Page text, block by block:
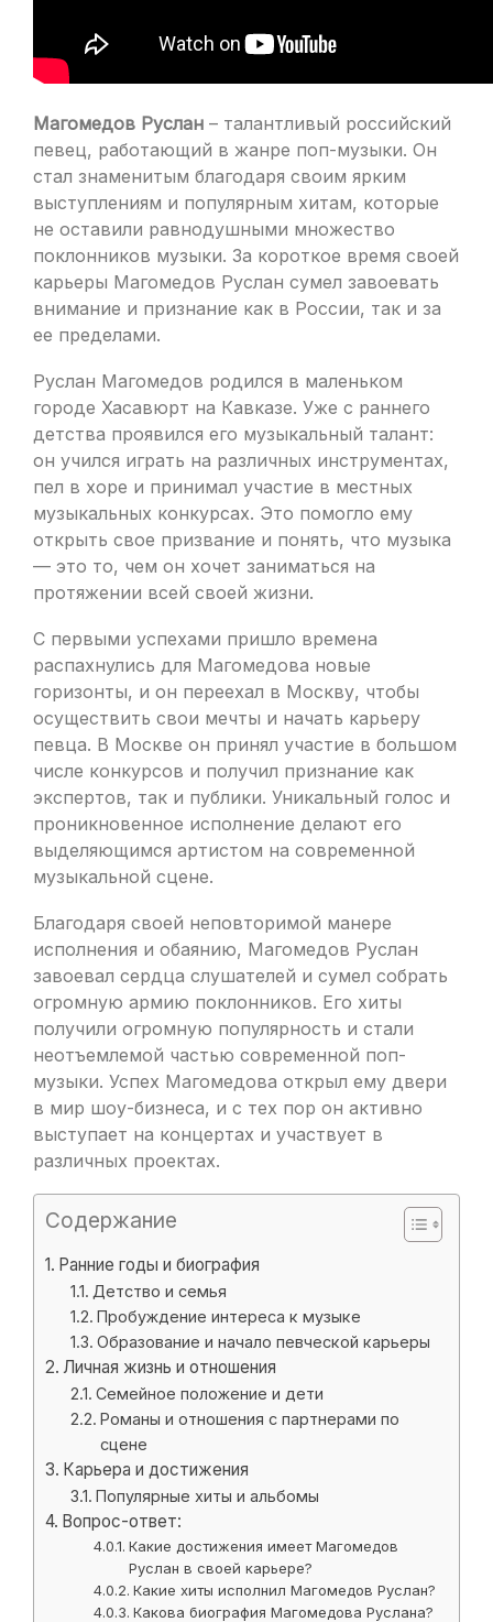
Магомедов Руслан – талантливый российский
певец, работающий в жанре поп-музыки. Он
стал знаменитым благодаря своим ярким
выступлениям и популярным хитам, которые
не оставили равнодушными множество
поклонников музыки. За короткое время своей
карьеры Магомедов Руслан сумел завоевать
внимание и признание как в России, так и за
ее пределами.
Руслан Магомедов родился в маленьком
городе Хасавюрт на Кавказе. Уже с раннего
детства проявился его музыкальный талант:
он учился играть на различных инструментах,
пел в хоре и принимал участие в местных
музыкальных конкурсах. Это помогло ему
открыть свое призвание и понять, что музыка
— это то, чем он хочет заниматься на
протяжении всей своей жизни.
С первыми успехами пришло времена
распахнулись для Магомедова новые
горизонты, и он переехал в Москву, чтобы
осуществить свои мечты и начать карьеру
певца. В Москве он принял участие в большом
числе конкурсов и получил признание как
экспертов, так и публики. Уникальный голос и
проникновенное исполнение делают его
выделяющимся артистом на современной
музыкальной сцене.
Благодаря своей неповторимой манере
исполнения и обаянию, Магомедов Руслан
завоевал сердца слушателей и сумел собрать
огромную армию поклонников. Его хиты
получили огромную популярность и стали
неотъемлемой частью современной поп-
музыки. Успех Магомедова открыл ему двери
в мир шоу-бизнеса, и с тех пор он активно
выступает на концертах и участвует в
различных проектах.
Содержание
Ранние годы и биография
Детство и семья
Пробуждение интереса к музыке
Образование и начало певческой карьеры
Личная жизнь и отношения
Семейное положение и дети
Романы и отношения с партнерами по
сцене
Карьера и достижения
Популярные хиты и альбомы
Вопрос-ответ:
Какие достижения имеет Магомедов
Руслан в своей карьере?
Какие хиты исполнил Магомедов Руслан?
Какова биография Магомедова Руслана?